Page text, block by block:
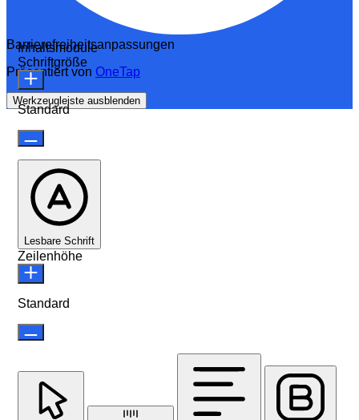
Barrierefreiheitsanpassungen
Präsentiert von OneTap
Werkzeugleiste ausblenden
Inhaltsmodule
Schriftgröße
Standard
Lesbare Schrift
Zeilenhöhe
Standard